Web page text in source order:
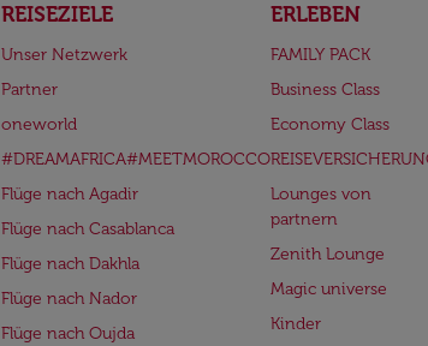
REISEZIELE
Unser Netzwerk
Partner
oneworld
#DREAMAFRICA#MEETMOROCCO
Flüge nach Agadir
Flüge nach Casablanca
Flüge nach Dakhla
Flüge nach Nador
Flüge nach Oujda
ERLEBEN
FAMILY PACK
Business Class
Economy Class
Lounges von
partnern
Zenith Lounge
Magic universe
Kinder